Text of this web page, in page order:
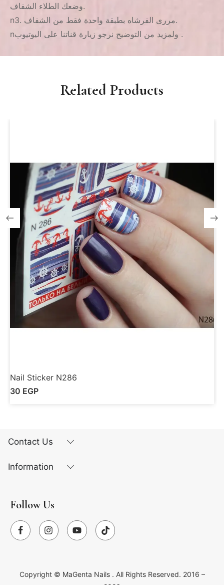
وضعك الطلاء الشفاف.
n3. مررى الفرشاه بطبقة واحدة فقط من الشفاف.
nولمزيد من التوضيح نرجو زيارة قناتنا على اليوتيوب .
Related Products
Nail Sticker N286
30 EGP
Contact Us
Information
Follow Us
Copyright © MaGenta Nails . All Rights Reserved. 2016 –